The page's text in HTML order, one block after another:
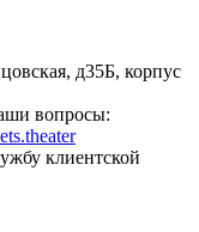
д35Б, корпус
вопросы:
клиентской